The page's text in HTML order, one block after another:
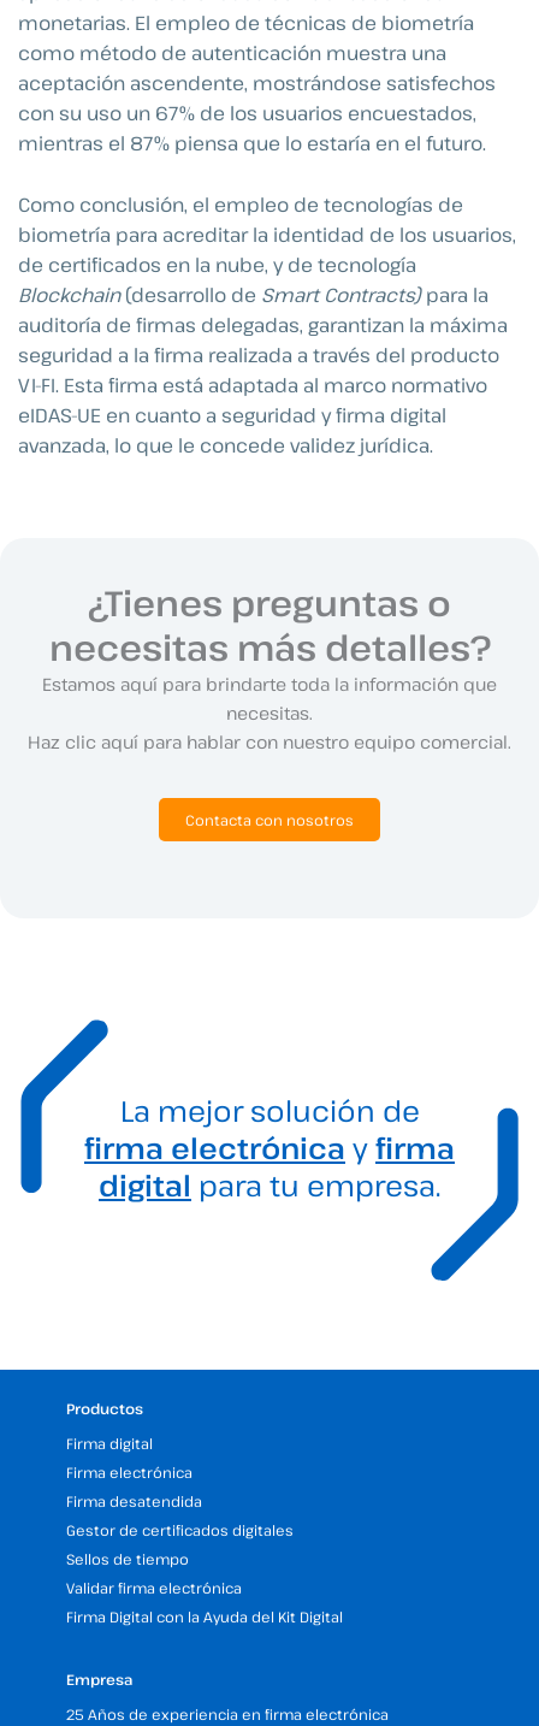
monetarias. El empleo de técnicas de biometría
como método de autenticación muestra una
aceptación ascendente, mostrándose satisfechos
con su uso un 67% de los usuarios encuestados,
mientras el 87% piensa que lo estaría en el futuro.
Como conclusión, el empleo de tecnologías de
biometría para acreditar la identidad de los usuarios,
de certificados en la nube, y de tecnología
Blockchain(desarrollo de Smart Contracts)para la
auditoría de firmas delegadas, garantizan la máxima
seguridad a la firma realizada a través del producto
VI-FI. Esta firma está adaptada al marco normativo
eIDAS-UE en cuanto a seguridad y firma digital
avanzada, lo que le concede validez jurídica.
¿Tienes preguntas o
necesitas más detalles?
Estamos aquí para brindarte toda la información que
necesitas.
Haz clic aquí para hablar con nuestro equipo comercial.
Contacta con nosotros
La mejor solución de
firma electrónica yfirma
digital para tu empresa.
Productos
Firma digital
Firma electrónica
Firma desatendida
Gestor de certificados digitales
Sellos de tiempo
Validar firma electrónica
Firma Digital con la Ayuda del Kit Digital
Empresa
25 Años de experiencia en firma electrónica